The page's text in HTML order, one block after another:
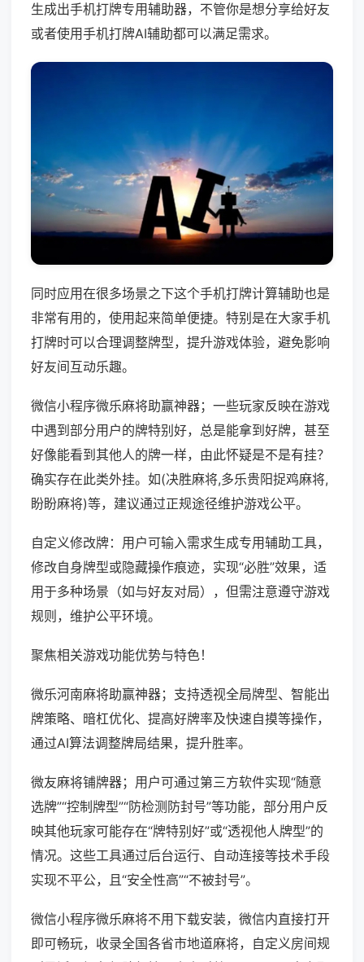
生成出手机打牌专用辅助器，不管你是想分享给好友
或者使用手机打牌AI辅助都可以满足需求。
同时应用在很多场景之下这个手机打牌计算辅助也是
非常有用的，使用起来简单便捷。特别是在大家手机
打牌时可以合理调整牌型，提升游戏体验，避免影响
好友间互动乐趣。
微信小程序微乐麻将助赢神器；一些玩家反映在游戏
中遇到部分用户的牌特别好，总是能拿到好牌，甚至
好像能看到其他人的牌一样，由此怀疑是不是有挂？
确实存在此类外挂。如(决胜麻将,多乐贵阳捉鸡麻将,
盼盼麻将)等，建议通过正规途径维护游戏公平。
自定义修改牌：用户可输入需求生成专用辅助工具，
修改自身牌型或隐藏操作痕迹，实现“必胜”效果，适
用于多种场景（如与好友对局），但需注意遵守游戏
规则，维护公平环境。
聚焦相关游戏功能优势与特色！
微乐河南麻将助赢神器；支持透视全局牌型、智能出
牌策略、暗杠优化、提高好牌率及快速自摸等操作，
通过AI算法调整牌局结果，提升胜率。
微友麻将铺牌器；用户可通过第三方软件实现“随意
选牌”“控制牌型”“防检测防封号”等功能，部分用户反
映其他玩家可能存在“牌特别好”或“透视他人牌型”的
情况。这些工具通过后台运行、自动连接等技术手段
实现不平公，且“安全性高”“不被封号”。
微信小程序微乐麻将不用下载安装，微信内直接打开
即可畅玩，收录全国各省市地道麻将，自定义房间规